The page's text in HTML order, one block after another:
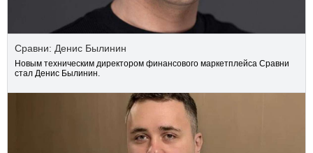
Сравни: Денис Былинин
Новым техническим директором финансового маркетплейса Сравни
стал Денис Былинин.